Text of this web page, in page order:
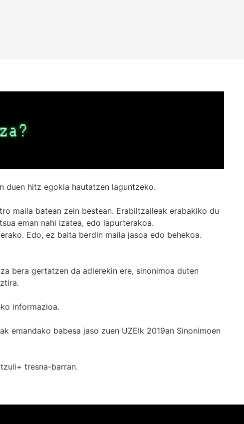
duen hitz egokia hautatzen laguntzeko.
maila batean zein bestean. Erabiltzaileak erabakiko du
eman nahi izatea, edo lapurterakoa.
Edo, ez baita berdin maila jasoa edo behekoa.
bera gertatzen da adierekin ere, sinonimoa duten
informazioa.
emandako babesa jaso zuen UZEIk 2019an Sinonimoen
tresna-barran.